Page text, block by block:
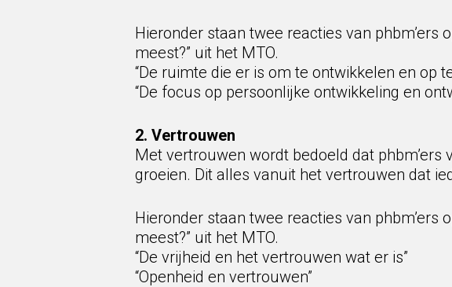
Hieronder staan twee reacties van
meest?” uit het MTO.
“De ruimte die er is om te ontwikkelen en op
“De focus op persoonlijke ontwikkeling en
2. Vertrouwen
Met vertrouwen wordt bedoeld dat
groeien. Dit alles vanuit het vertrouwen dat
Hieronder staan twee reacties van
meest?” uit het MTO.
“De vrijheid en het vertrouwen wat er is”
“Openheid en vertrouwen”